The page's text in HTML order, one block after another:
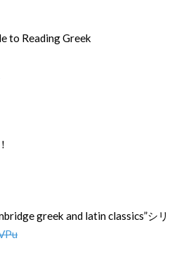
to Reading Greek
greek and latin classics”シリ